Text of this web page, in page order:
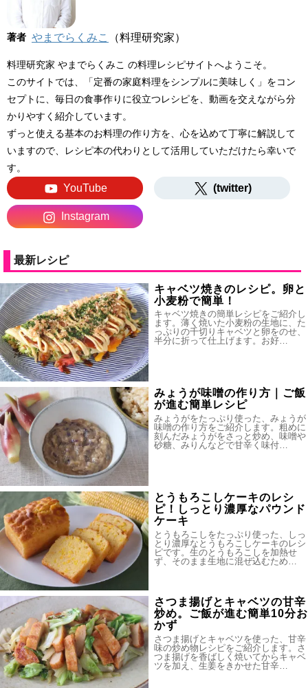
著者 やまでらくみこ （料理研究家）
料理研究家 やまでらくみこ の料理レシピサイトへようこそ。
このサイトでは、「定番の家庭料理をシンプルに美味しく」をコン
セプトに、毎日の食事作りに役立つレシピを、動画を交えながら分
かりやすく紹介しています。
ずっと使える基本のお料理の作り方を、心を込めて丁寧に解説して
いますので、レシピ本の代わりとして活用していただけたら幸いで
す。
YouTube (twitter)
Instagram
最新レシピ
キャベツ焼きのレシピ。卵と
小麦粉で簡単！
キャベツ焼きの簡単レシピをご紹介し
ます。薄く焼いた小麦粉の生地に、た
っぷりの千切りキャベツと卵をのせ、
半分に折って仕上げます。お好…
みょうが味噌の作り方｜ご飯
が進む簡単レシピ
みょうがをたっぷり使った、みょうが
味噌の作り方をご紹介します。粗めに
刻んだみょうがをさっと炒め、味噌や
砂糖、みりんなどで甘辛く味付…
とうもろこしケーキのレシ
ピ！しっとり濃厚なパウンド
ケーキ
とうもろこしをたっぷり使った、しっ
とり濃厚なとうもろこしケーキのレシ
ピです。生のとうもろこしを加熱せ
ず、そのまま生地に混ぜ込むため…
さつま揚げとキャベツの甘辛
炒め。ご飯が進む簡単10分お
かず
さつま揚げとキャベツを使った、甘辛
味の炒め物レシピをご紹介します。さ
つま揚げを香ばしく焼いてからキャベ
ツを加え、生姜をきかせた甘辛…